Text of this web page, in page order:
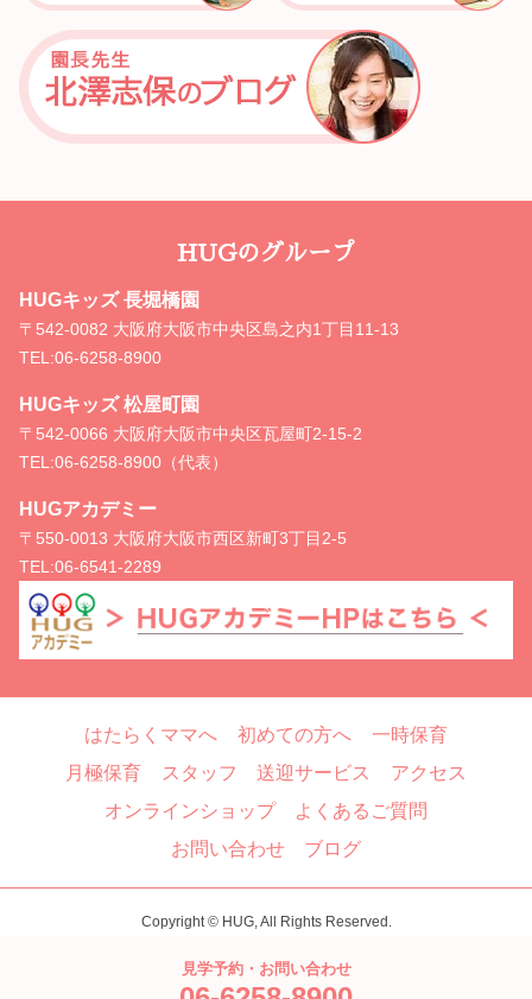
HUGのグループ
HUGキッズ 長堀橋園
〒542-0082 大阪府大阪市中央区島之内1丁目11-13
TEL:06-6258-8900
HUGキッズ 松屋町園
〒542-0066 大阪府大阪市中央区瓦屋町2-15-2
TEL:06-6258-8900（代表）
HUGアカデミー
〒550-0013 大阪府大阪市西区新町3丁目2-5
TEL:06-6541-2289
はたらくママへ 初めての方へ
一時保育
月極保育
スタッフ 送迎サービス
アクセス
オンラインショップ
よくあるご質問
お問い合わせ
ブログ
Copyright © HUG, All Rights Reserved.
見学予約・お問い合わせ